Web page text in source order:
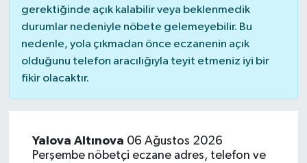
gerektiğinde açık kalabilir veya beklenmedik
durumlar nedeniyle nöbete gelemeyebilir. Bu
nedenle, yola çıkmadan önce eczanenin açık
olduğunu telefon aracılığıyla teyit etmeniz iyi bir
fikir olacaktır.
Yalova Altınova 06 Ağustos 2026
Perşembe nöbetçi eczane adres, telefon ve